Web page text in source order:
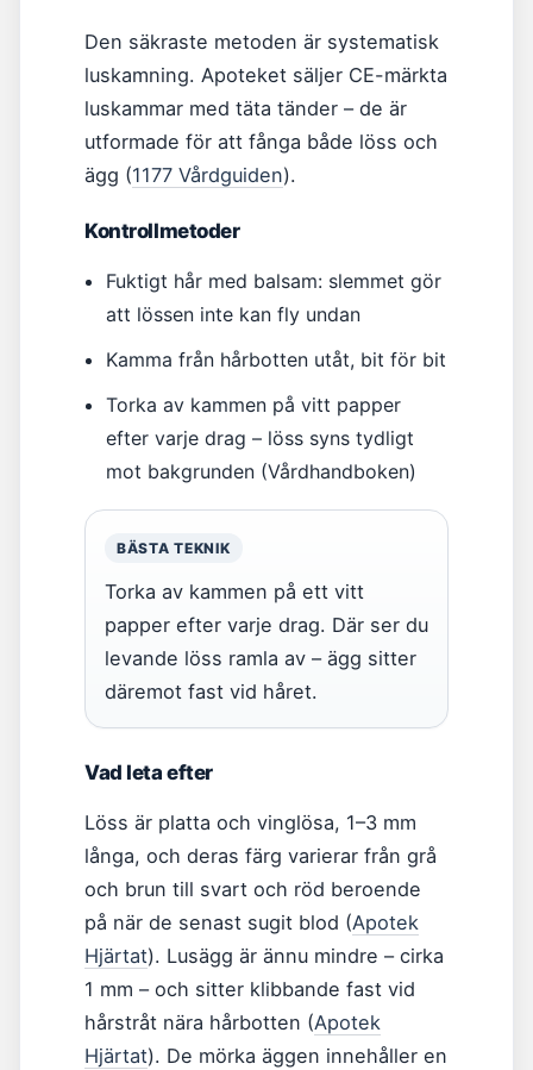
Den säkraste metoden är systematisk
luskamning. Apoteket säljer CE-märkta
luskammar med täta tänder – de är
utformade för att fånga både löss och
ägg (1177 Vårdguiden).
Kontrollmetoder
Fuktigt hår med balsam: slemmet gör
att lössen inte kan fly undan
Kamma från hårbotten utåt, bit för bit
Torka av kammen på vitt papper
efter varje drag – löss syns tydligt
mot bakgrunden (Vårdhandboken)
BÄSTA TEKNIK
Torka av kammen på ett vitt
papper efter varje drag. Där ser du
levande löss ramla av – ägg sitter
däremot fast vid håret.
Vad leta efter
Löss är platta och vinglösa, 1–3 mm
långa, och deras färg varierar från grå
och brun till svart och röd beroende
på när de senast sugit blod (Apotek
Hjärtat). Lusägg är ännu mindre – cirka
1 mm – och sitter klibbande fast vid
hårstråt nära hårbotten (Apotek
Hjärtat). De mörka äggen innehåller en